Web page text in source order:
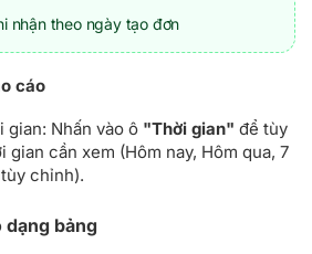
nhận theo ngày tạo đơn
cáo
gian: Nhấn vào ô "Thời gian" để tùy
gian cần xem (Hôm nay, Hôm qua, 7
chỉnh).
bảng